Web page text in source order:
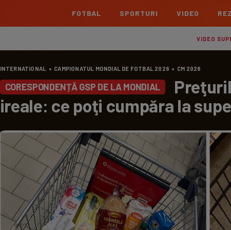
FOTBAL
Echipe Meciuri Clasament
Liga 2
Echipe Clasament
Echipe Meciuri
TOATE ȘTIRILE
La
Echipe
Echipe
Echipe
SPORTURI VIDEO
VIDEO
INTERNATIONAL » CAMPIONATUL MONDIAL DE FOTBAL 2026 » CM 2026
CORESPONDENȚĂ GSP DE LA MONDIAL
ireale: ce poţi cumpăra la